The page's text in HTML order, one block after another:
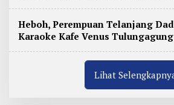
Heboh, Perempuan Telanjang
Karaoke Kafe Venus Tulungagung
Lihat